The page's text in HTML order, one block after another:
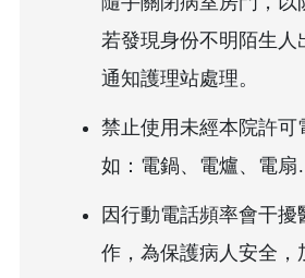
若發現身份不明陌生人
通知護理站處理。
禁止使用未經本院許可
如：電鍋、電爐、電扇
因行動電話頻率會干擾
作，為保護病人安全，